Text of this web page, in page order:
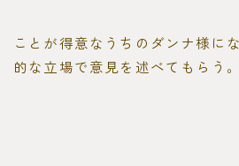
ことが得意なうちのダンナ様に
的な立場で意見を述べてもらう。